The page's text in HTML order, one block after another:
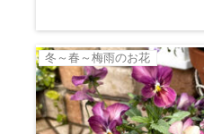
冬～春～梅雨のお花